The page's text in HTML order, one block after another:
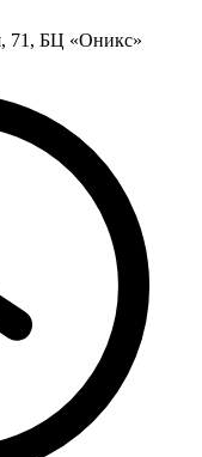
71, БЦ «Оникс»